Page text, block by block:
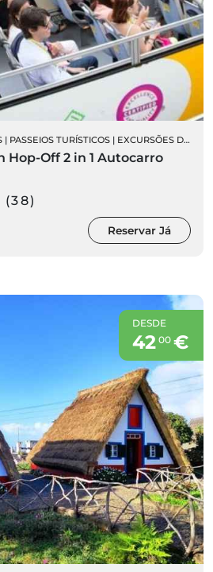
| PASSEIOS TURÍSTICOS | EXCURSÕES DE AUTOCARRO
Hop-Off 2 in 1 Autocarro
(38)
Reservar Já
DESDE
42 00€